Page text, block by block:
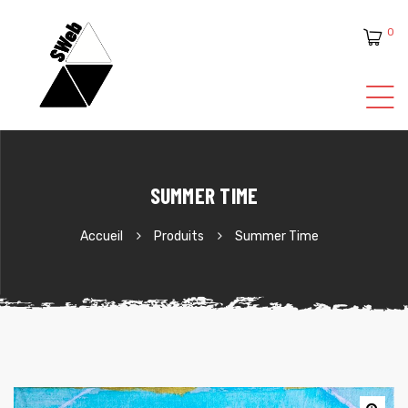
0
SUMMER TIME
Accueil Produits Summer Time